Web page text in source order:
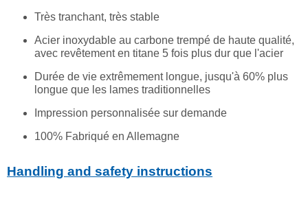
Très tranchant, très stable
Acier inoxydable au carbone trempé de haute qualité,
avec revêtement en titane 5 fois plus dur que l'acier
Durée de vie extrêmement longue, jusqu'à 60% plus
longue que les lames traditionnelles
Impression personnalisée sur demande
100% Fabriqué en Allemagne
Handling and safety instructions